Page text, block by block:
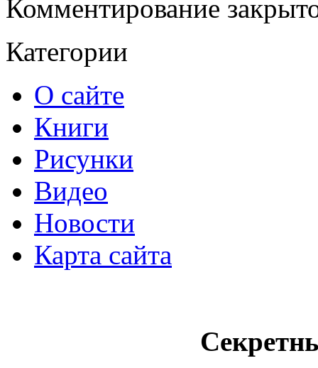
Комментирование
Категории
О сайте
Книги
Рисунки
Видео
Новости
Карта сайта